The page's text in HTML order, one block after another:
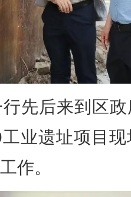
行先后来到区
工业遗址项目
作。